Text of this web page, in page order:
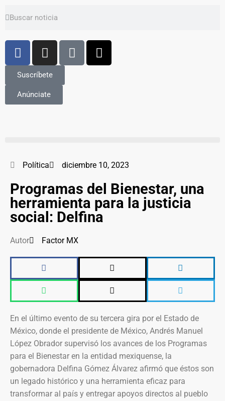
Suscríbete
Anúnciate
Política diciembre 10, 2023
Programas del Bienestar, una
herramienta para la justicia
social: Delfina
Autor Factor MX
En el último evento de su tercera gira por el Estado de
México, donde el presidente de México, Andrés Manuel
López Obrador supervisó los avances de los Programas
para el Bienestar en la entidad mexiquense, la
gobernadora Delfina Gómez Álvarez afirmó que éstos son
un legado histórico y una herramienta eficaz para
transformar al país y entregar apoyos directos al pueblo